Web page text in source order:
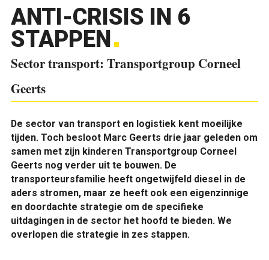
ANTI-CRISIS IN 6
STAPPEN
Sector transport: Transportgroup Corneel
Geerts
De sector van transport en logistiek kent moeilijke
tijden. Toch besloot Marc Geerts drie jaar geleden om
samen met zijn kinderen Transportgroup Corneel
Geerts nog verder uit te bouwen. De
transporteursfamilie heeft ongetwijfeld diesel in de
aders stromen, maar ze heeft ook een eigenzinnige
en doordachte strategie om de specifieke
uitdagingen in de sector het hoofd te bieden. We
overlopen die strategie in zes stappen.